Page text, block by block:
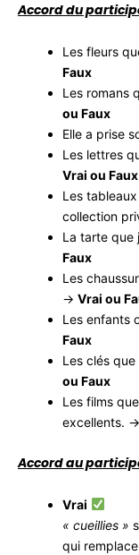
Accord du
Les fleurs
Faux
Les romans
ou Faux
Elle a prise
Les lettres
Vrai ou Faux
Les
collection
La tarte que
Faux
Les
→ Vrai ou
Les enfants
Faux
Les clés
ou Faux
Les films
excellents. →
Accord au
Vrai
« cueillies »
qui remplace